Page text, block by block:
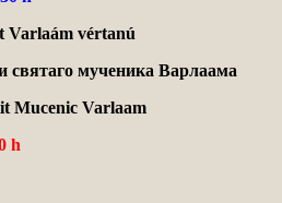
Varlaám vértanú
святаго мученика Варлаама
Mucenic Varlaam
h